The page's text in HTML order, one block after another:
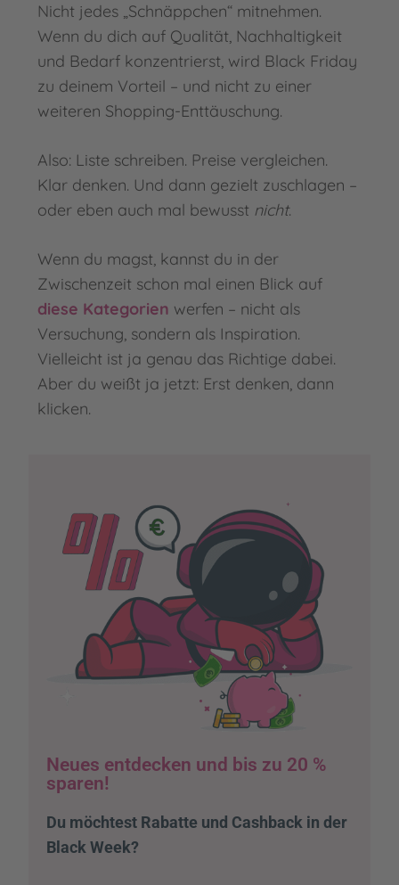
Nicht jedes „Schnäppchen“ mitnehmen.
Wenn du dich auf Qualität, Nachhaltigkeit
und Bedarf konzentrierst, wird Black Friday
zu deinem Vorteil – und nicht zu einer
weiteren Shopping-Enttäuschung.
Also: Liste schreiben. Preise vergleichen.
Klar denken. Und dann gezielt zuschlagen –
oder eben auch mal bewusst nicht.
Wenn du magst, kannst du in der
Zwischenzeit schon mal einen Blick auf
diese Kategorien werfen – nicht als
Versuchung, sondern als Inspiration.
Vielleicht ist ja genau das Richtige dabei.
Aber du weißt ja jetzt: Erst denken, dann
klicken.
Neues entdecken und bis zu 20 %
sparen!
Du möchtest Rabatte und Cashback in der
Black Week?